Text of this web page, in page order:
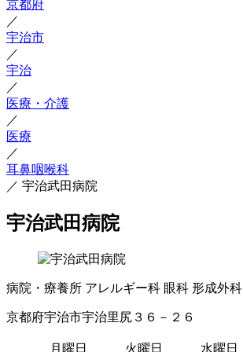
京都府
／
宇治市
／
宇治
／
医療・介護
／
医療
／
耳鼻咽喉科
／ 宇治武田病院
宇治武田病院
病院・療養所 アレルギー科 眼科 形成外科
京都府宇治市宇治里尻３６－２６
月曜日 火曜日 水曜日